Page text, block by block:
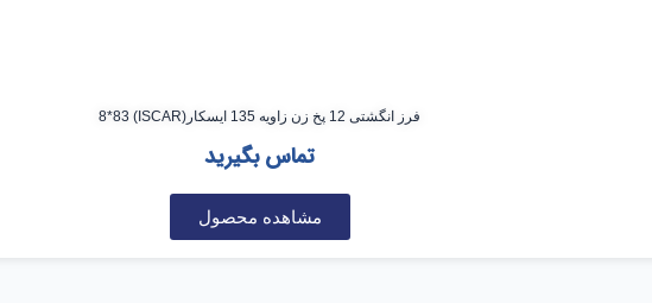
فرز انگشتی 12 پخ زن زاویه 135 ایسکار(ISCAR) 8*83
تماس بگیرید
مشاهده محصول